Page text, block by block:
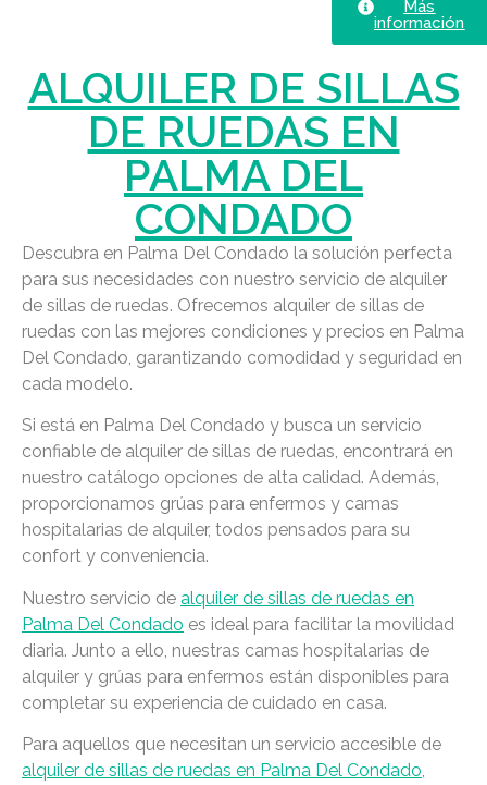
Más
información
ALQUILER DE SILLAS
DE RUEDAS EN
PALMA DEL
CONDADO
Descubra en Palma Del Condado la solución perfecta
para sus necesidades con nuestro servicio de alquiler
de sillas de ruedas. Ofrecemos alquiler de sillas de
ruedas con las mejores condiciones y precios en Palma
Del Condado, garantizando comodidad y seguridad en
cada modelo.
Si está en Palma Del Condado y busca un servicio
confiable de alquiler de sillas de ruedas, encontrará en
nuestro catálogo opciones de alta calidad. Además,
proporcionamos grúas para enfermos y camas
hospitalarias de alquiler, todos pensados para su
confort y conveniencia.
Nuestro servicio de alquiler de sillas de ruedas en
Palma Del Condado es ideal para facilitar la movilidad
diaria. Junto a ello, nuestras camas hospitalarias de
alquiler y grúas para enfermos están disponibles para
completar su experiencia de cuidado en casa.
Para aquellos que necesitan un servicio accesible de
alquiler de sillas de ruedas en Palma Del Condado,